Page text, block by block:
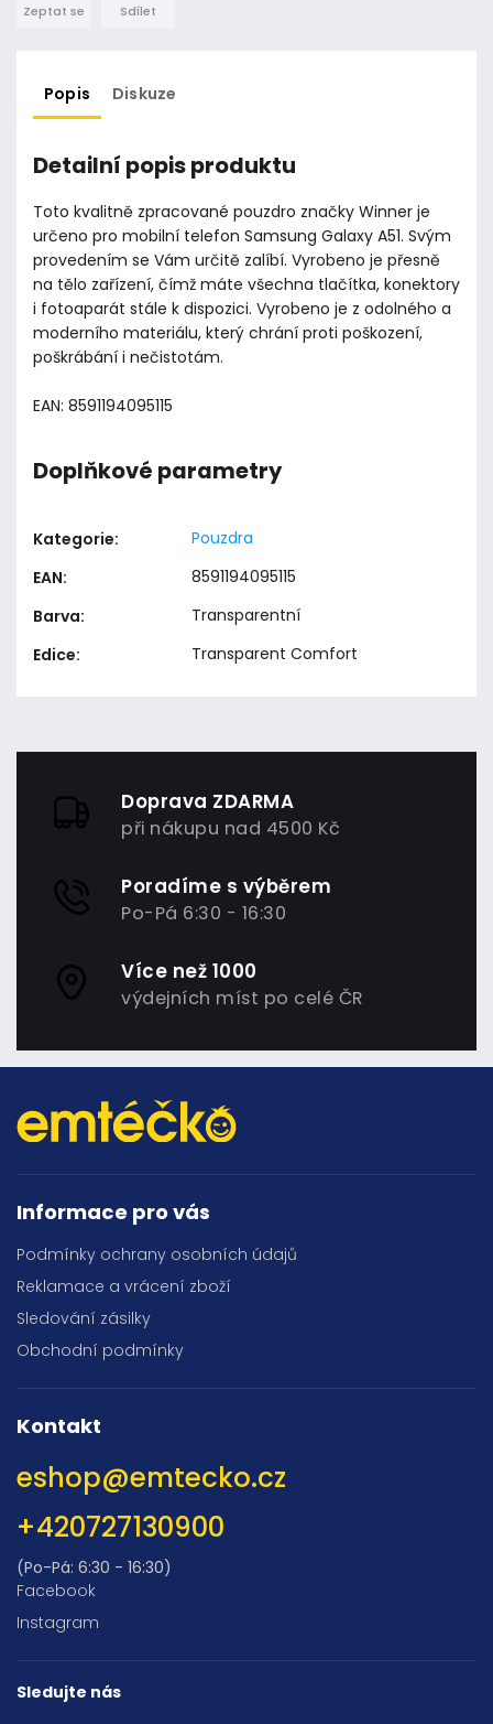
Zeptat se Sdílet
Popis Diskuze
Detailní popis produktu
Toto kvalitně zpracované pouzdro značky Winner je
určeno pro mobilní telefon Samsung Galaxy A51. Svým
provedením se Vám určitě zalíbí. Vyrobeno je přesně
na tělo zařízení, čímž máte všechna tlačítka, konektory
i fotoaparát stále k dispozici. Vyrobeno je z odolného a
moderního materiálu, který chrání proti poškození,
poškrábání i nečistotám.
EAN: 8591194095115
Doplňkové parametry
Kategorie:
Pouzdra
EAN:
8591194095115
Barva:
Transparentní
Edice: Transparent Comfort
Doprava ZDARMA
při nákupu nad 4500 Kč
Poradíme s výběrem
Po-Pá 6:30 - 16:30
Více než 1000
výdejních míst po celé ČR
Informace pro vás
Podmínky ochrany osobních údajů
Reklamace a vrácení zboží
Sledování zásilky
Obchodní podmínky
Kontakt
eshop@emtecko.cz
+420727130900
(Po-Pá: 6:30 - 16:30)
Facebook
Instagram
Sledujte nás